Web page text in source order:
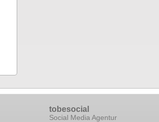
tobesocial
Social Media Agentur